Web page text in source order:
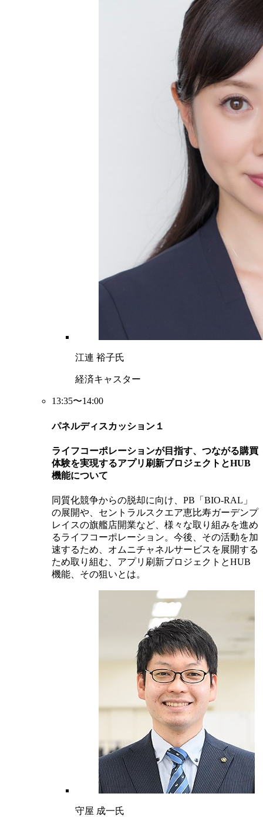
江連 裕子氏
経済キャスター
13:35〜14:00
パネルディスカッション１
ライフコーポレーションが目指す、つながる購買
体験を実現するアプリ刷新プロジェクトとHUB
機能について
同質化競争からの脱却に向け、PB「BIO-RAL」
の展開や、セントラルスクエア恵比寿ガーデンプ
レイスの旗艦店開業など、様々な取り組みを進め
るライフコーポレーション。今後、その活動を加
速するため、オムニチャネルサービスを展開する
ため取り組む、アプリ刷新プロジェクトとHUB
機能、その狙いとは。
守屋 成一氏